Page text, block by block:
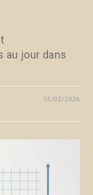
au jour dans
15/02/2026